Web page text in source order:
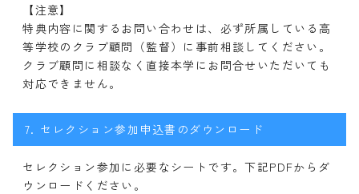
【注意】
特典内容に関するお問い合わせは、必ず所属している高
等学校のクラブ顧問（監督）に事前相談してください。
クラブ顧問に相談なく直接本学にお問合せいただいても
対応できません。
7. セレクション参加申込書のダウンロード
セレクション参加に必要なシートです。下記PDFからダ
ウンロードください。